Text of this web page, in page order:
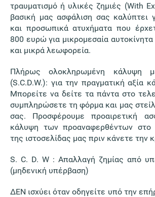
τραυματισμό ή υλικές ζημιές (With
βασική μας ασφάλιση σας καλύπτει
και προσωπικά ατυχήματα που
800 ευρώ για μικρομεσαία
και μικρά λεωφορεία.
Πλήρως ολοκληρωμένη κάλυψη
(S.C.D.W.): για την πραγματική αξία
Μπορείτε να δείτε τα πάντα στο
συμπληρώσετε τη φόρμα και μας
σας. Προσφέρουμε προαιρετική
κάλυψη των προαναφερθέντων στο
της ιστοσελίδας μας πριν κάνετε την
S. C. D. W : Απαλλαγή ζημίας από
(μηδενική υπέρβαση)
ΔΕΝ ισχύει όταν οδηγείτε υπό την